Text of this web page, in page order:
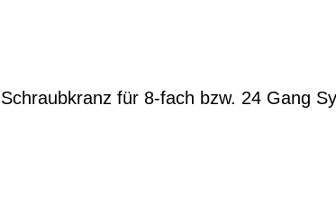
Schraubkranz für 8-fach bzw. 24 Gang